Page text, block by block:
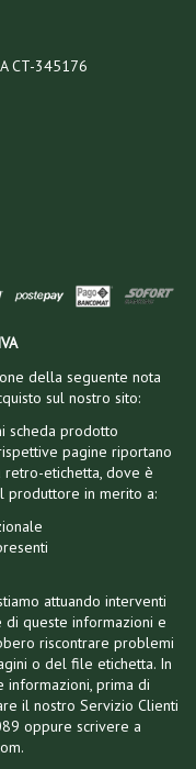
CT-345176
della seguente nota
sul nostro sito:
scheda prodotto
pagine riportano
etichetta, dove è
produttore in merito a:
attuando interventi
queste informazioni e
riscontrare problemi
o del file etichetta. In
informazioni, prima di
il nostro Servizio Clienti
oppure scrivere a